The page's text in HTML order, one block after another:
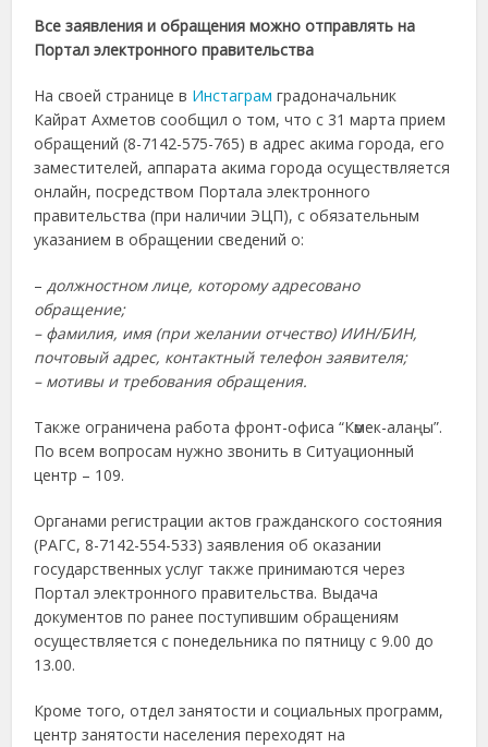
Все заявления и обращения можно отправлять на
Портал электронного правительства
На своей странице в Инстаграм градоначальник
Кайрат Ахметов сообщил о том, что с 31 марта прием
обращений (8-7142-575-765) в адрес акима города, его
заместителей, аппарата акима города осуществляется
онлайн, посредством Портала электронного
правительства (при наличии ЭЦП), с обязательным
указанием в обращении сведений о:
– должностном лице, которому адресовано
обращение;
– фамилия, имя (при желании отчество) ИИН/БИН,
почтовый адрес, контактный телефон заявителя;
– мотивы и требования обращения.
Также ограничена работа фронт-офиса “Көмек-алаңы”.
По всем вопросам нужно звонить в Ситуационный
центр – 109.
Органами регистрации актов гражданского состояния
(РАГС, 8-7142-554-533) заявления об оказании
государственных услуг также принимаются через
Портал электронного правительства. Выдача
документов по ранее поступившим обращениям
осуществляется с понедельника по пятницу с 9.00 до
13.00.
Кроме того, отдел занятости и социальных программ,
центр занятости населения переходят на